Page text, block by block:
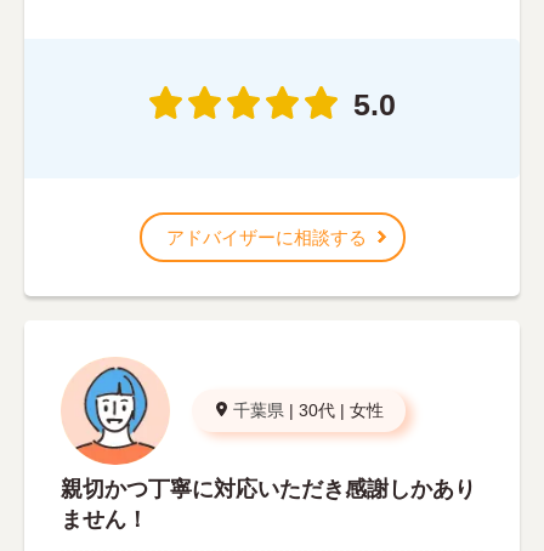
5.0
アドバイザーに相談する
千葉県 | 30代 | 女性
親切かつ丁寧に対応いただき感謝しかあり
ません！